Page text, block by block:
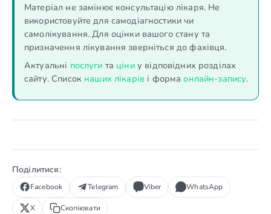
Матеріал не замінює консультацію лікаря. Не
використовуйте для самодіагностики чи
самолікування. Для оцінки вашого стану та
призначення лікування зверніться до фахівця.
Актуальні послуги та ціниу відповідних розділах
сайту. Список наших лікарів і формаонлайн-запису.
Поділитися:
Facebook Telegram Viber WhatsApp
X Скопіювати